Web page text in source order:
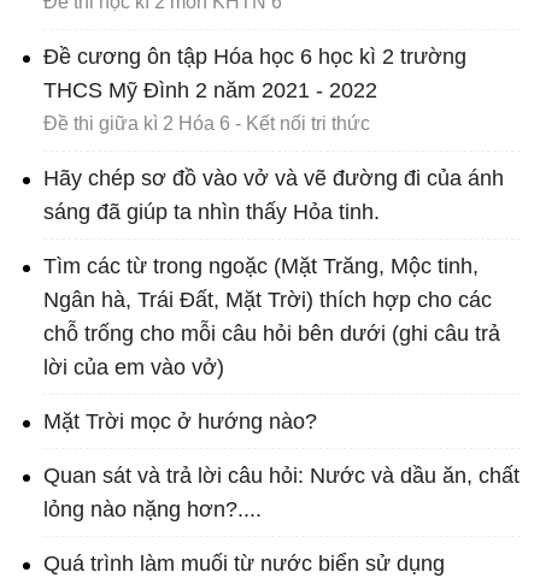
Đề cương ôn tập Hóa học 6 học kì 2 trường
THCS Mỹ Đình 2 năm 2021 - 2022
Đề thi giữa kì 2 Hóa 6 - Kết nối tri thức
Hãy chép sơ đồ vào vở và vẽ đường đi của ánh
sáng đã giúp ta nhìn thấy Hỏa tinh.
Tìm các từ trong ngoặc (Mặt Trăng, Mộc tinh,
Ngân hà, Trái Đất, Mặt Trời) thích hợp cho các
chỗ trống cho mỗi câu hỏi bên dưới (ghi câu trả
lời của em vào vở)
Mặt Trời mọc ở hướng nào?
Quan sát và trả lời câu hỏi: Nước và dầu ăn, chất
lỏng nào nặng hơn?....
Quá trình làm muối từ nước biển sử dụng